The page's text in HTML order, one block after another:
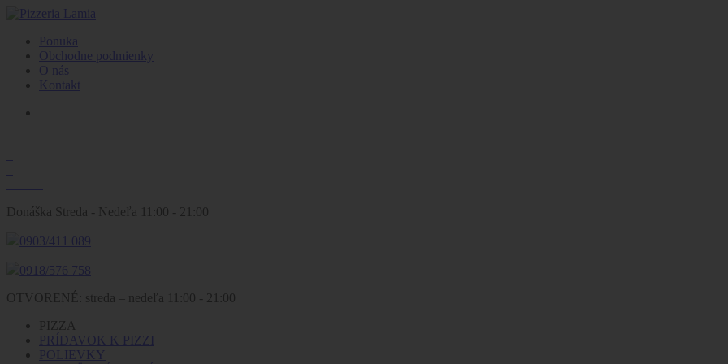
Ponuka
Obchodne podmienky
O nás
Kontakt
Donáška Streda - Nedeľa 11:00 - 21:00
0903/411 089
0918/576 758
OTVORENÉ: streda – nedeľa 11:00 - 21:00
PIZZA
PRÍDAVOK K PIZZI
POLIEVKY